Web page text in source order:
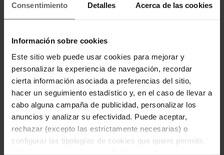
Consentimiento Detalles Acerca de las cookies
Información sobre cookies
Este sitio web puede usar cookies para mejorar y
personalizar la experiencia de navegación, recordar
cierta información asociada a preferencias del sitio,
hacer un seguimiento estadístico y, en el caso de llevar a
cabo alguna campaña de publicidad, personalizar los
anuncios y analizar su efectividad. Puede aceptar,
rechazar (excepto las estrictamente necesarias) o
configurar las tipologías de cookies que quiere permitir.
AZUL HOMBRE
31,92 €
39,90 € -20%
REBAJAS+
Últimas unidades en stock
31,92 €
39,90 €
REBAJAS+